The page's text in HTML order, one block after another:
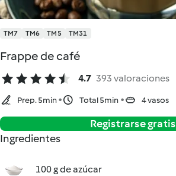
TM7 TM6 TM5 TM31
Frappe de café
4.7 393 valoraciones
Prep. 5min Total 5min 4 vasos
Registrarse gratis
Ingredientes
100 g de azúcar